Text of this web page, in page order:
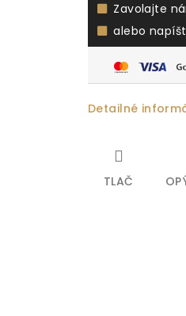
Zavolajte
alebo
Detailné
TLAČ